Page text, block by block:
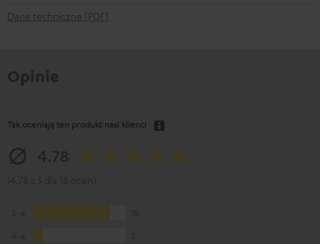
Dane techniczne [PDF]
Tak oceniają ten produkt nasi klienci